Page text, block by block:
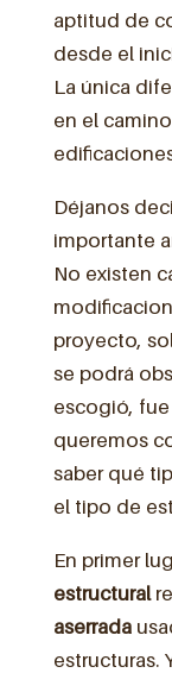
aptitud de
desde el
La única
en el
Déjanos
importante
No existen
proyecto,
se podrá
escogió,
queremos
saber qué
el tipo de
En primer
estructural
aserrada
estructuras.